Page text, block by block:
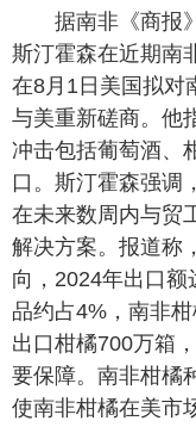
据南非《商报
斯汀霍森在近期南
在8月1日美国拟对
与美重新磋商。他
冲击包括葡萄酒、
口。斯汀霍森强调
在未来数周内与贸
解决方案。报道称
向，2024年出口
品约占4%，南非
出口柑橘700万箱
要保障。南非柑橘
使南非柑橘在美市